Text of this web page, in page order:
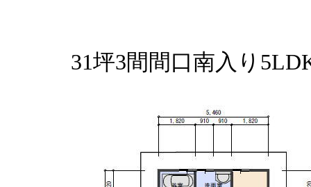
31坪3間間口南入り